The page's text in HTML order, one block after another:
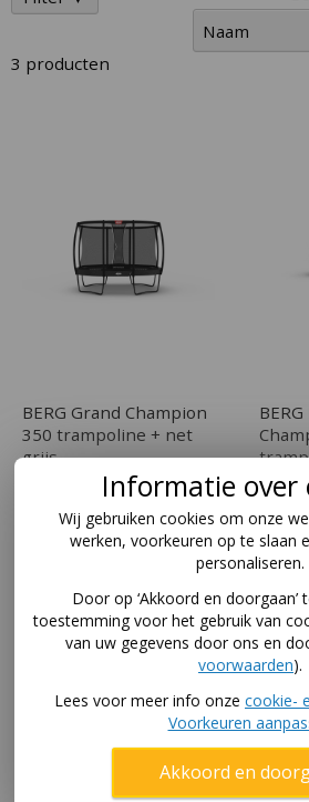
3 producten
BERG Grand Champion
350 trampoline + net
grijs
In winkelwagen
Vanaf
In
Informatie over
Wij gebruiken cookies om onze
werken, voorkeuren op te slaan
personaliseren.
Door op ‘Akkoord en doorgaan’
toestemming voor het gebruik van
van uw gegevens door ons en
voorwaarden).
Lees voor meer info onze cookie-
Voorkeuren
Akkoord en